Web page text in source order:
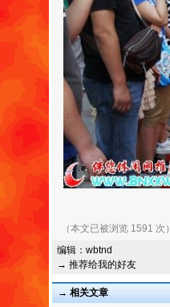
（本文已被浏览 1591 次）
编辑： wbtnd
→ 推荐给我的好友
→ 相关文章